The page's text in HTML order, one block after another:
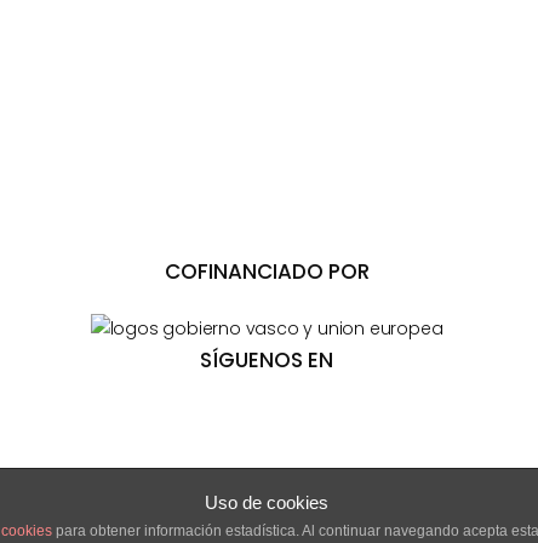
COFINANCIADO POR
SÍGUENOS EN
Uso de cookies
cookiespara obtener información estadística. Al continuar navegando acepta esta